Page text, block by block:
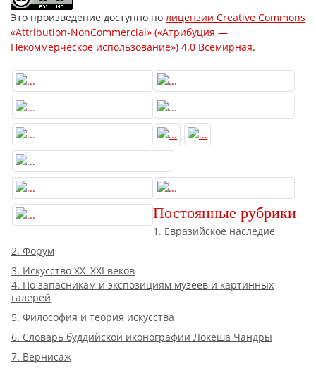
Это произведение доступно по лицензии Creative Commons
«Attribution-NonCommercial» («Атрибуция —
Некоммерческое использование») 4.0 Всемирная.
Постоянные рубрики
1. Евразийское наследие
2. Форум
3. Искусство XX–XXI веков
4. По запасникам и экспозициям музеев и картинных
галерей
5. Философия и теория искусства
6. Словарь буддийской иконографии Локеша Чандры
7. Вернисаж